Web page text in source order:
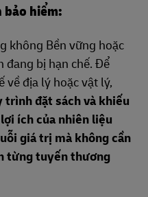
bảo hiểm:
không Bền vững hoặc
đang bị hạn chế. Để
về địa lý hoặc vật lý,
đặt sách và khiếu
ích của nhiên liệu
giá trị mà không cần
từng tuyến thương